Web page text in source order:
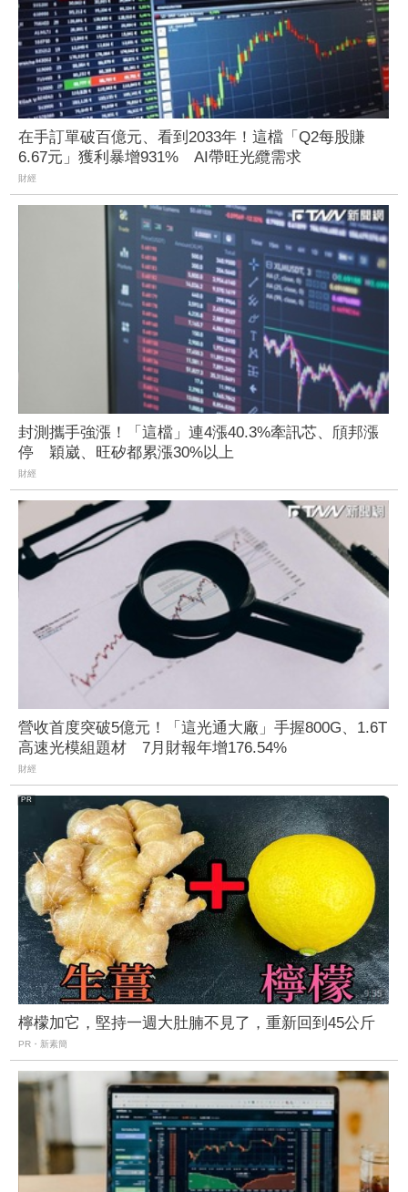
在手訂單破百億元、看到2033年！這檔「Q2每股賺
6.67元」獲利暴增931% AI帶旺光纜需求
財經
封測攜手強漲！「這檔」連4漲40.3%牽訊芯、頎邦漲
停 穎崴、旺矽都累漲30%以上
財經
營收首度突破5億元！「這光通大廠」手握800G、1.6T
高速光模組題材 7月財報年增176.54%
財經
檸檬加它，堅持一週大肚腩不見了，重新回到45公斤
PR・新素簡